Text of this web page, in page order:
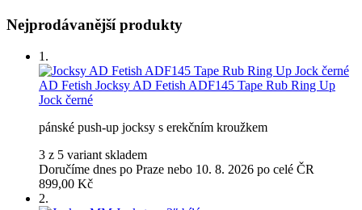
Nejprodávanější produkty
1.
AD Fetish Jocksy AD Fetish ADF145 Tape Rub Ring Up
Jock černé
pánské push-up jocksy s erekčním kroužkem
3 z 5 variant skladem
Doručíme dnes po Praze nebo 10. 8. 2026 po celé ČR
899,00 Kč
2.